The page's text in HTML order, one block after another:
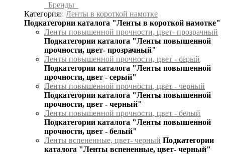
Бренды
Категория: Ленты в короткой намотке
Подкатегории каталога "Ленты в короткой намотке"
Ленты повышенной прочности, цвет- прозрачный
Подкатегории каталога "Ленты повышенной
прочности, цвет- прозрачный"
Ленты повышенной прочности, цвет - серый
Подкатегории каталога "Ленты повышенной
прочности, цвет - серый"
Ленты повышенной прочности, цвет - черный
Подкатегории каталога "Ленты повышенной
прочности, цвет - черный"
Ленты повышенной прочности, цвет - белый
Подкатегории каталога "Ленты повышенной
прочности, цвет - белый"
Ленты вспененные, цвет- черный Подкатегории
каталога "Ленты вспененные, цвет- черный"